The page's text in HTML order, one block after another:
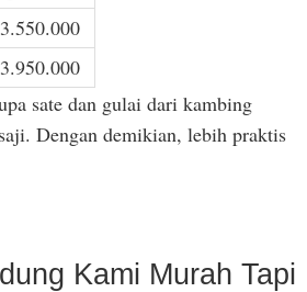
sate dan gulai dari kambing
Dengan demikian, lebih praktis
Kami Murah Tapi